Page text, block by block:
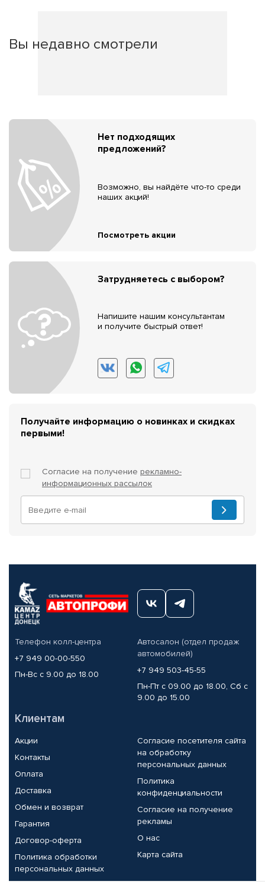
Вы недавно смотрели
Нет подходящих
предложений?
Возможно, вы найдёте что-то среди
наших акций!
Посмотреть акции
Затрудняетесь с выбором?
Напишите нашим консультантам
и получите быстрый ответ!
Получайте информацию о новинках и скидках
первыми!
Согласие на получение рекламно-
информационных рассылок
Телефон колл-центра
+7 949 00-00-550
Пн-Вс с 9.00 до 18.00
Автосалон (отдел продаж
автомобилей)
+7 949 503-45-55
Пн-Пт с 09.00 до 18.00, Сб с
9.00 до 15.00
Клиентам
Акции
Контакты
Оплата
Доставка
Обмен и возврат
Гарантия
Договор-оферта
Политика обработки
персональных данных
Согласие посетителя сайта
на обработку
персональных данных
Политика
конфиденциальности
Согласие на получение
рекламы
О нас
Карта сайта